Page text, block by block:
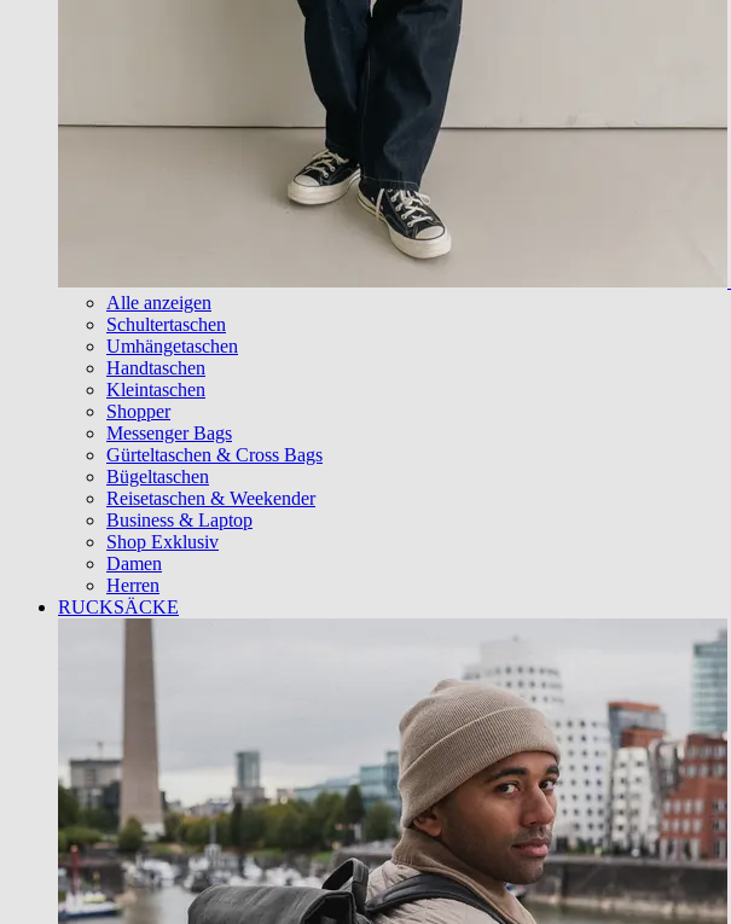
Alle anzeigen
Schultertaschen
Umhängetaschen
Handtaschen
Kleintaschen
Shopper
Messenger Bags
Gürteltaschen & Cross Bags
Bügeltaschen
Reisetaschen & Weekender
Business & Laptop
Shop Exklusiv
Damen
Herren
RUCKSÄCKE